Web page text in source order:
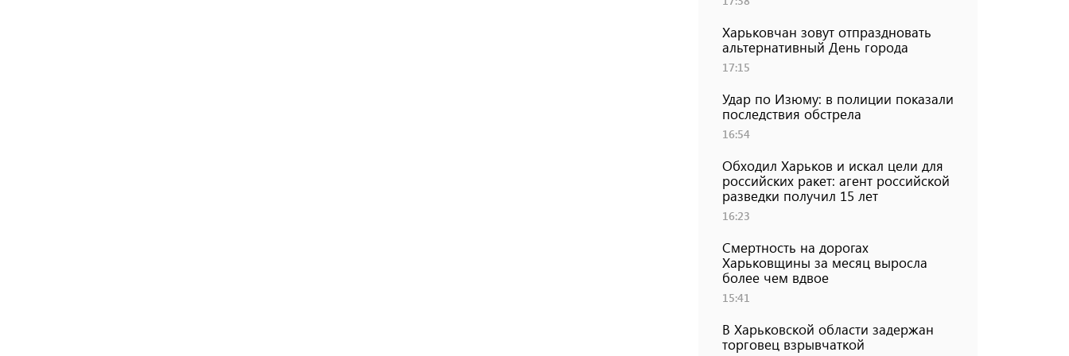
Харьковчан зовут отпраздновать
альтернативный День города
17:15
Удар по Изюму: в полиции показали
последствия обстрела
16:54
Обходил Харьков и искал цели для
российских ракет: агент российской
разведки получил 15 лет
16:23
Смертность на дорогах
Харьковщины за месяц выросла
более чем вдвое
15:41
В Харьковской области задержан
торговец взрывчаткой